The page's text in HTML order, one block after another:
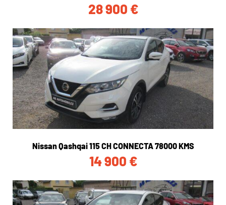
28 900 €
Nissan Qashqai 115 CH CONNECTA 78000 KMS
14 900 €